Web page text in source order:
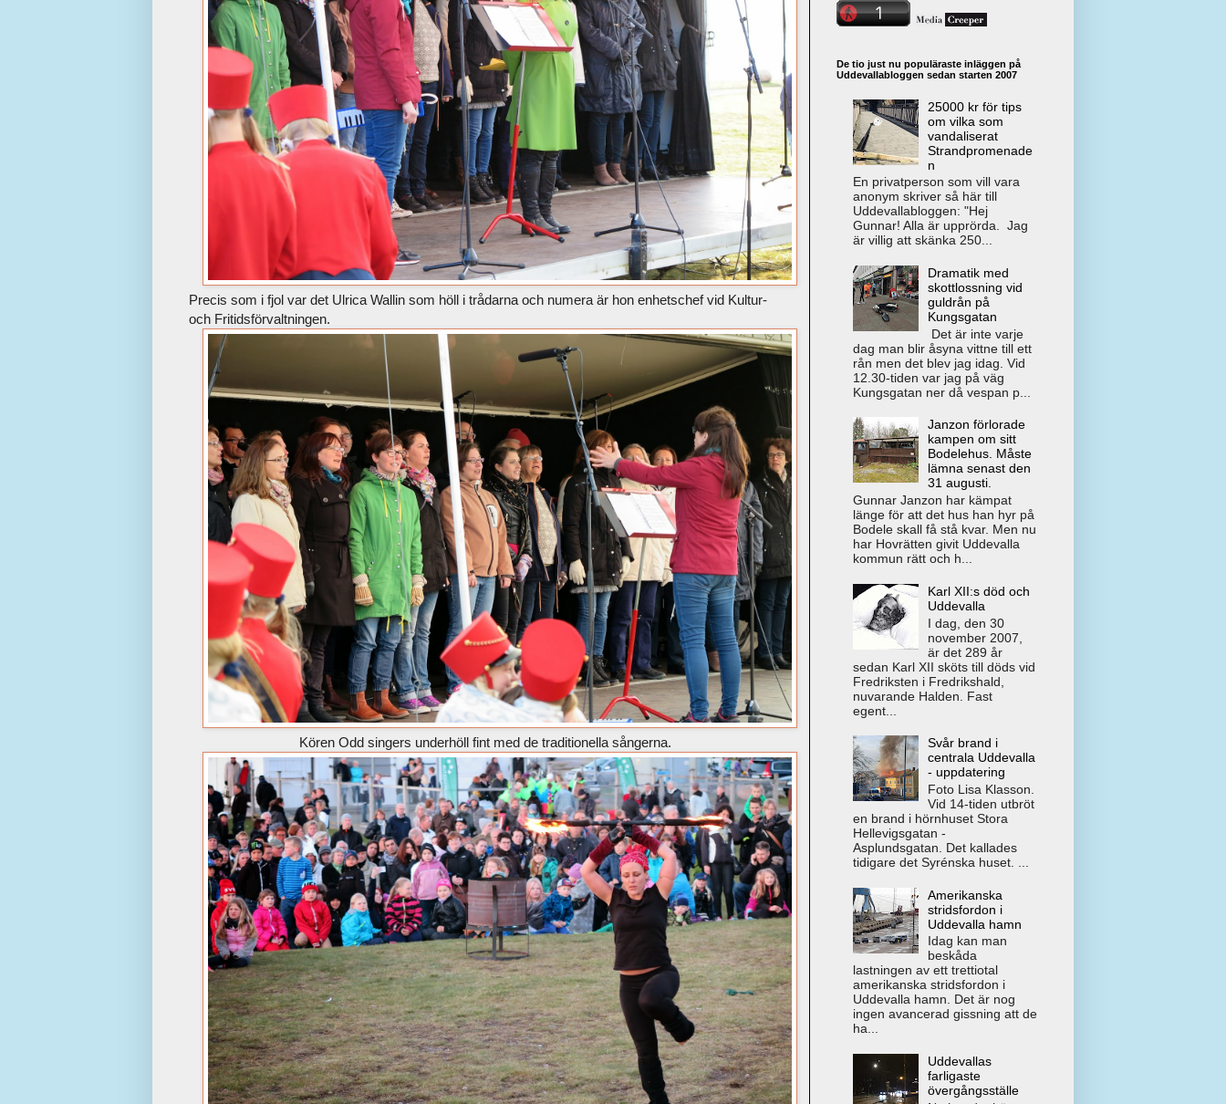
Precis som i fjol var det Ulrica Wallin som höll i trådarna och numera är hon enhetschef vid Kultur-
och Fritidsförvaltningen.
Kören Odd singers underhöll fint med de traditionella sångerna.
De tio just nu populäraste inläggen på
Uddevallabloggen sedan starten 2007
25000 kr för tips
om vilka som
vandaliserat
Strandpromenade
n
En privatperson som vill vara
anonym skriver så här till
Uddevallabloggen: "Hej
Gunnar! Alla är upprörda. Jag
är villig att skänka 250...
Dramatik med
skottlossning vid
guldrån på
Kungsgatan
Det är inte varje
dag man blir åsyna vittne till ett
rån men det blev jag idag. Vid
12.30-tiden var jag på väg
Kungsgatan ner då vespan p...
Janzon förlorade
kampen om sitt
Bodelehus. Måste
lämna senast den
31 augusti.
Gunnar Janzon har kämpat
länge för att det hus han hyr på
Bodele skall få stå kvar. Men nu
har Hovrätten givit Uddevalla
kommun rätt och h...
Karl XII:s död och
Uddevalla
I dag, den 30
november 2007,
är det 289 år
sedan Karl XII sköts till döds vid
Fredriksten i Fredrikshald,
nuvarande Halden. Fast
egent...
Svår brand i
centrala Uddevalla
- uppdatering
Foto Lisa Klasson.
Vid 14-tiden utbröt
en brand i hörnhuset Stora
Hellevigsgatan -
Asplundsgatan. Det kallades
tidigare det Syrénska huset. ...
Amerikanska
stridsfordon i
Uddevalla hamn
Idag kan man
beskåda
lastningen av ett trettiotal
amerikanska stridsfordon i
Uddevalla hamn. Det är nog
ingen avancerad gissning att de
ha...
Uddevallas
farligaste
övergångsställe